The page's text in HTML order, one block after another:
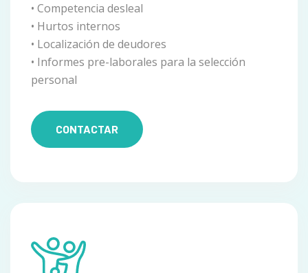
• Competencia desleal
• Hurtos internos
• Localización de deudores
• Informes pre-laborales para la selección
personal
CONTACTAR